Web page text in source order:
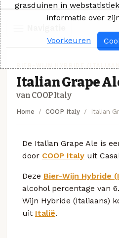
Italian Grape
van COOP Italy
Home COOP Italy Italian
De Italian Grape Ale is
door COOP Italy uit
Deze Bier-Wijn Hybride
alcohol percentage van
Wijn Hybride (Italiaans)
uit Italië.
grasduinen in
informatie over
Voorkeuren